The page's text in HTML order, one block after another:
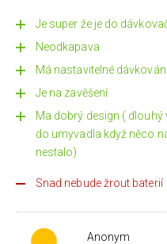
Je super že je do
Neodkapava
Má nastavitelné
Je na zavěšení
Ma dobrý design ( dlouhý
do umyvadla když něco
nestalo)
Snad nebude žrout baterií
Anonym